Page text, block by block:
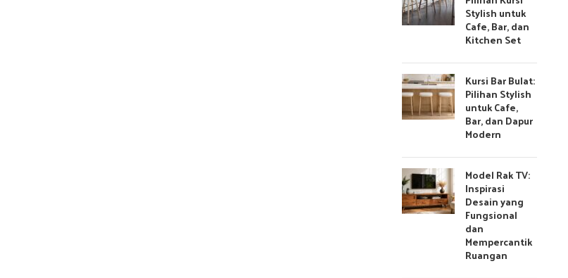
Stylish untuk
Cafe, Bar, dan
Kitchen Set
Kursi Bar Bulat:
Pilihan Stylish
untuk Cafe,
Bar, dan Dapur
Modern
Model Rak TV:
Inspirasi
Desain yang
Fungsional
dan
Mempercantik
Ruangan